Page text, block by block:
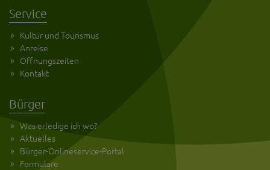
Service
Kultur und Tourismus
Anreise
Öffnungszeiten
Kontakt
Bürger
Was erledige ich wo?
Aktuelles
Bürger-Onlineservice-Portal
Formulare